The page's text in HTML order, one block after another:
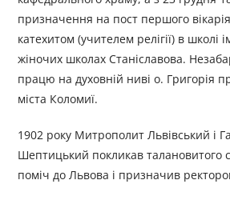
призначення на пост першого
катехитом (учителем релігії) в школі
жіночих школах Станіславова.
працю на духовній ниві о. Григорія
міста Коломиї.
1902 року Митрополит Львівський і
Шептицький покликав талановитого
поміч до Львова і призначив